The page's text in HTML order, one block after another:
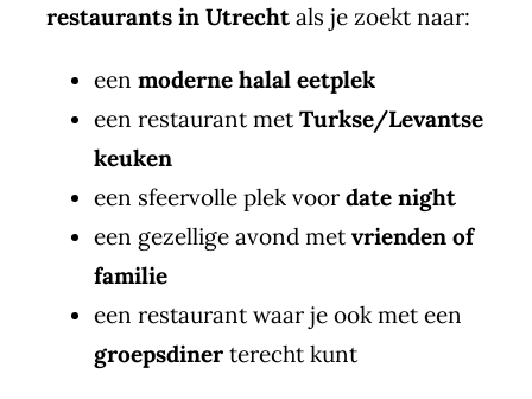
restaurants in Utrechtals je zoekt naar:
een moderne halal eetplek
een restaurant met Turkse/Levantse
keuken
een sfeervolle plek voor date night
een gezellige avond met vrienden of
familie
een restaurant waar je ook met een
groepsdinerterecht kunt